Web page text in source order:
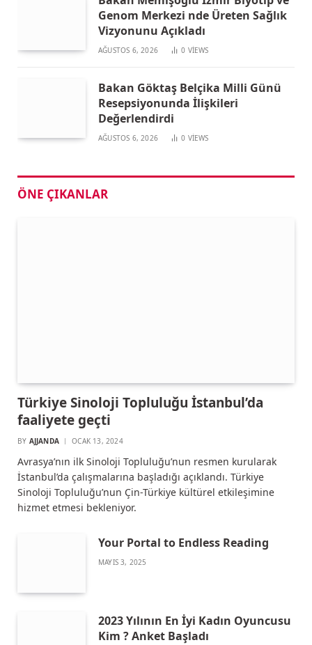
Genom Merkezi nde Üreten Sağlık
Vizyonunu Açıkladı
AĞUSTOS 6, 2026 0 VIEWS
Bakan Göktaş Belçika Milli Günü
Resepsiyonunda İlişkileri
Değerlendirdi
AĞUSTOS 6, 2026 0 VIEWS
ÖNE ÇIKANLAR
Türkiye Sinoloji Topluluğu İstanbul’da
faaliyete geçti
BY AJJANDA OCAK 13, 2024
Avrasya’nın ilk Sinoloji Topluluğu’nun resmen kurularak
İstanbul’da çalışmalarına başladığı açıklandı. Türkiye
Sinoloji Topluluğu’nun Çin-Türkiye kültürel etkileşimine
hizmet etmesi bekleniyor.
Your Portal to Endless Reading
MAYIS 3, 2025
2023 Yılının En İyi Kadın Oyuncusu
Kim ? Anket Başladı